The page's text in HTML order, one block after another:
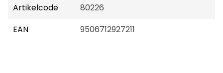
Artikelcode
80226
EAN
9506712927211